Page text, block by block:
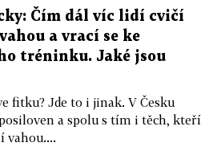
Čím dál víc lidí cvičí
a vrací se ke
tréninku. Jaké jsou
fitku? Jde to i jinak. V Česku
a spolu s tím i těch, kteří
vahou....